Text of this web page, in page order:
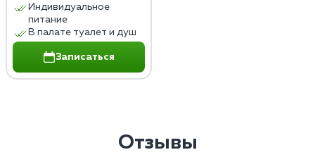
Индивидуальное
питание
В палате туалет и душ
Записаться
Отзывы